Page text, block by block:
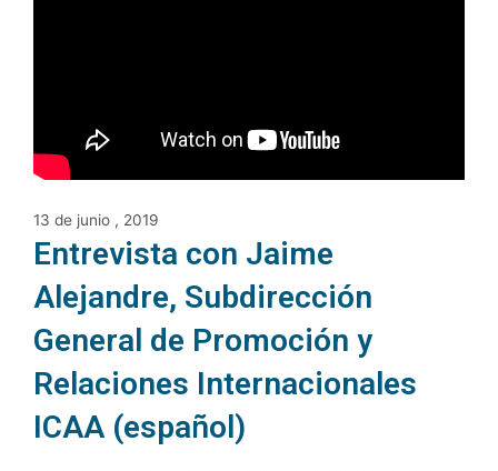
13 de junio , 2019
Entrevista con Jaime
Alejandre, Subdirección
General de Promoción y
Relaciones Internacionales
ICAA (español)